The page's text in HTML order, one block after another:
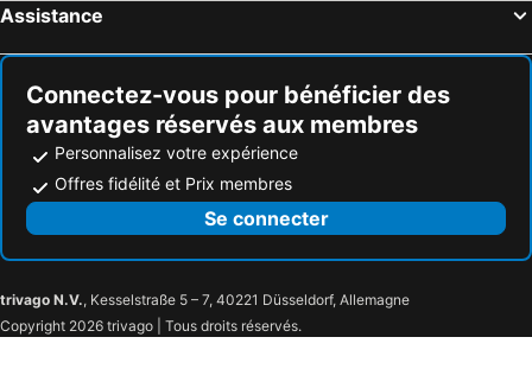
Assistance
Connectez-vous pour bénéficier des
avantages réservés aux membres
Personnalisez votre expérience
Offres fidélité et Prix membres
Se connecter
trivago N.V., Kesselstraße 5 – 7, 40221 Düsseldorf, Allemagne
Copyright 2026 trivago | Tous droits réservés.